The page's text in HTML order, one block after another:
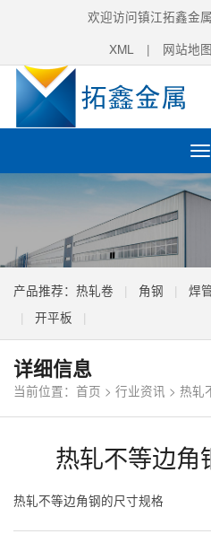
欢迎访问镇江拓鑫金
XML
| 网站地图
产品推荐： 热轧卷 | 角钢 | 焊
|
开平板 |
详细信息
当前位置： 首页 > 行业资讯 > 热轧
热轧不等边角
热轧不等边角钢的尺寸规格